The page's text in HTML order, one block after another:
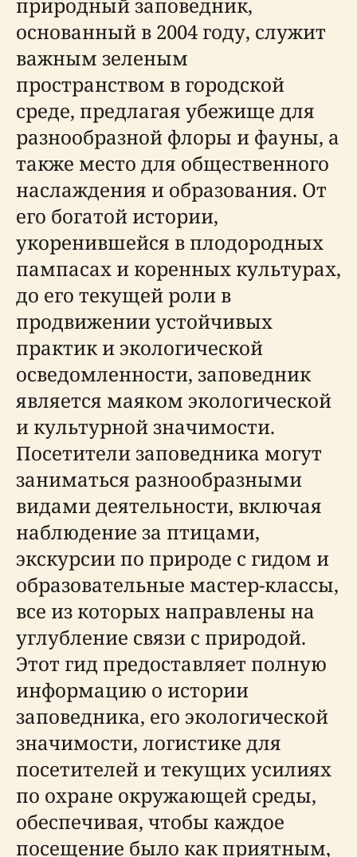
основанный в 2004 году, служит
важным зеленым
пространством в городской
среде, предлагая убежище для
разнообразной флоры и фауны, а
также место для общественного
наслаждения и образования. От
его богатой истории,
укоренившейся в плодородных
пампасах и коренных культурах,
до его текущей роли в
продвижении устойчивых
практик и экологической
осведомленности, заповедник
является маяком экологической
и культурной значимости.
Посетители заповедника могут
заниматься разнообразными
видами деятельности, включая
наблюдение за птицами,
экскурсии по природе с гидом и
образовательные мастер-классы,
все из которых направлены на
углубление связи с природой.
Этот гид предоставляет полную
информацию о истории
заповедника, его экологической
значимости, логистике для
посетителей и текущих усилиях
по охране окружающей среды,
обеспечивая, чтобы каждое
посещение было как приятным,